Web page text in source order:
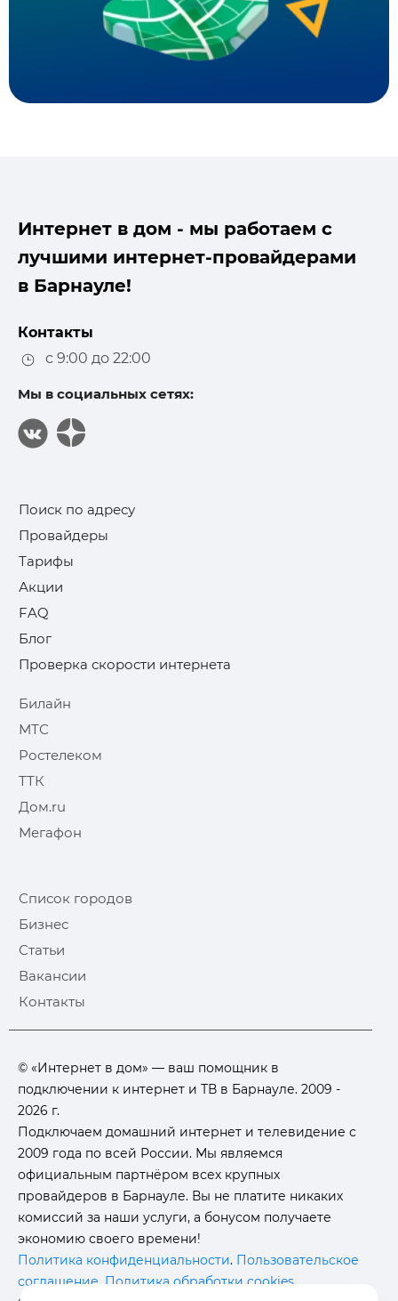
Интернет в дом - мы работаем с
лучшими интернет-провайдерами
в Барнауле!
Контакты
с 9:00 до 22:00
Мы в социальных сетях:
Поиск по адресу
Провайдеры
Тарифы
Акции
FAQ
Блог
Проверка скорости интернета
Билайн
МТС
Ростелеком
ТТК
Дом.ru
Мегафон
Список городов
Бизнес
Статьи
Вакансии
Контакты
© «Интернет в дом» — ваш помощник в
подключении к интернет и ТВ в Барнауле. 2009 -
2026 г.
Подключаем домашний интернет и телевидение с
2009 года по всей России. Мы являемся
официальным партнёром всех крупных
провайдеров в Барнауле. Вы не платите никаких
комиссий за наши услуги, а бонусом получаете
экономию своего времени!
Политика конфиденциальности. Пользовательское
соглашение Политика обработки cookies